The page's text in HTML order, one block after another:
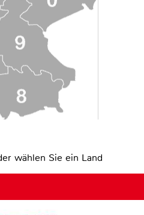
wählen Sie ein Land